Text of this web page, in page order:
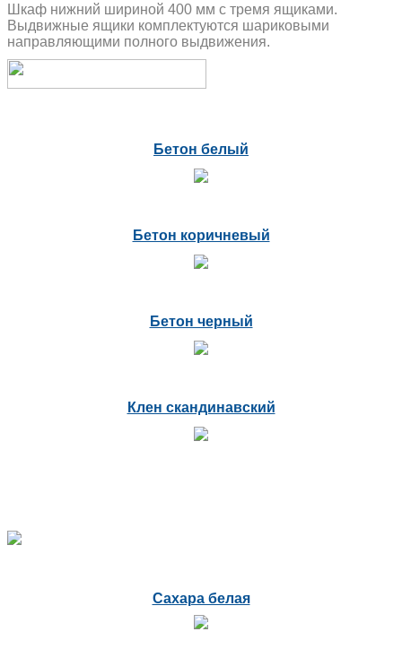
Шкаф нижний шириной 400 мм с тремя ящиками.
Выдвижные ящики комплектуются шариковыми
направляющими полного выдвижения.
Бетон белый
Бетон коричневый
Бетон черный
Клен скандинавский
Сахара белая